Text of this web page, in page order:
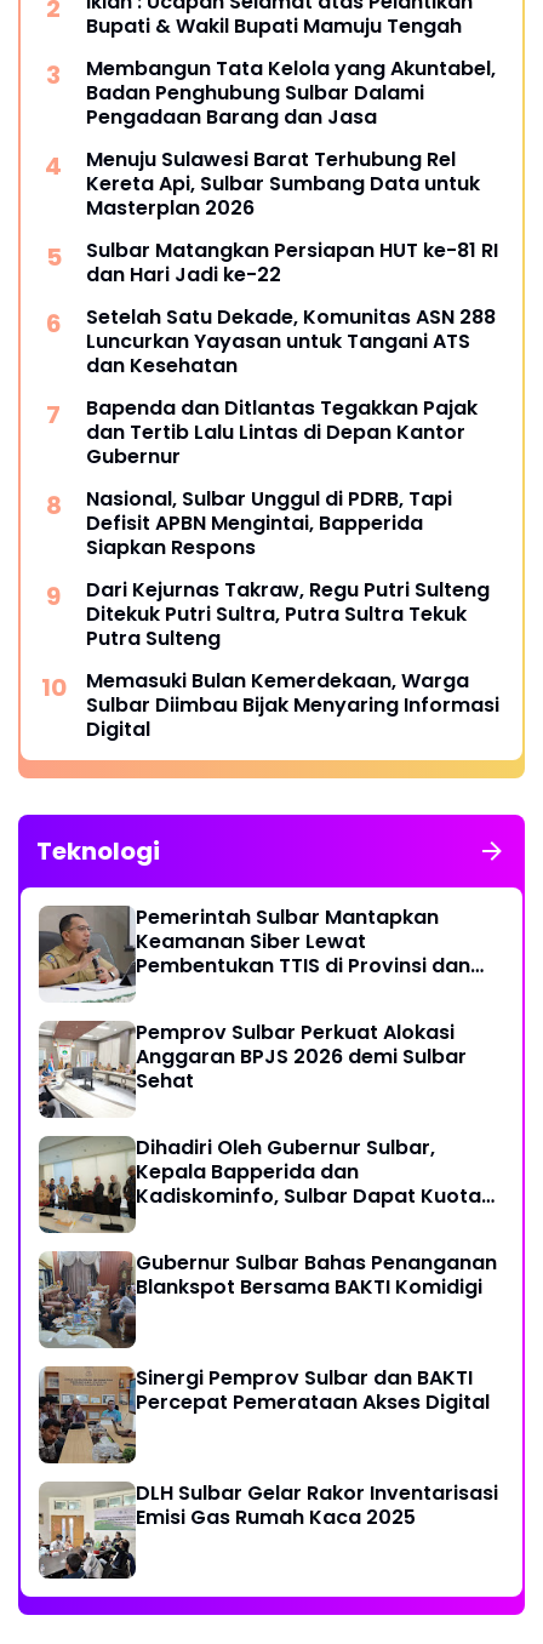
Bupati & Wakil Bupati Mamuju Tengah
Membangun Tata Kelola yang Akuntabel,
Badan Penghubung Sulbar Dalami
Pengadaan Barang dan Jasa
Menuju Sulawesi Barat Terhubung Rel
Kereta Api, Sulbar Sumbang Data untuk
Masterplan 2026
Sulbar Matangkan Persiapan HUT ke-81 RI
dan Hari Jadi ke-22
Setelah Satu Dekade, Komunitas ASN 288
Luncurkan Yayasan untuk Tangani ATS
dan Kesehatan
Bapenda dan Ditlantas Tegakkan Pajak
dan Tertib Lalu Lintas di Depan Kantor
Gubernur
Nasional, Sulbar Unggul di PDRB, Tapi
Defisit APBN Mengintai, Bapperida
Siapkan Respons
Dari Kejurnas Takraw, Regu Putri Sulteng
Ditekuk Putri Sultra, Putra Sultra Tekuk
Putra Sulteng
Memasuki Bulan Kemerdekaan, Warga
Sulbar Diimbau Bijak Menyaring Informasi
Digital
Teknologi
Pemerintah Sulbar Mantapkan
Keamanan Siber Lewat
Pembentukan TTIS di Provinsi dan
Pemprov Sulbar Perkuat Alokasi
Anggaran BPJS 2026 demi Sulbar
Sehat
Dihadiri Oleh Gubernur Sulbar,
Kepala Bapperida dan
Kadiskominfo, Sulbar Dapat Kuota
Gubernur Sulbar Bahas Penanganan
Blankspot Bersama BAKTI Komidigi
Sinergi Pemprov Sulbar dan BAKTI
Percepat Pemerataan Akses Digital
DLH Sulbar Gelar Rakor Inventarisasi
Emisi Gas Rumah Kaca 2025